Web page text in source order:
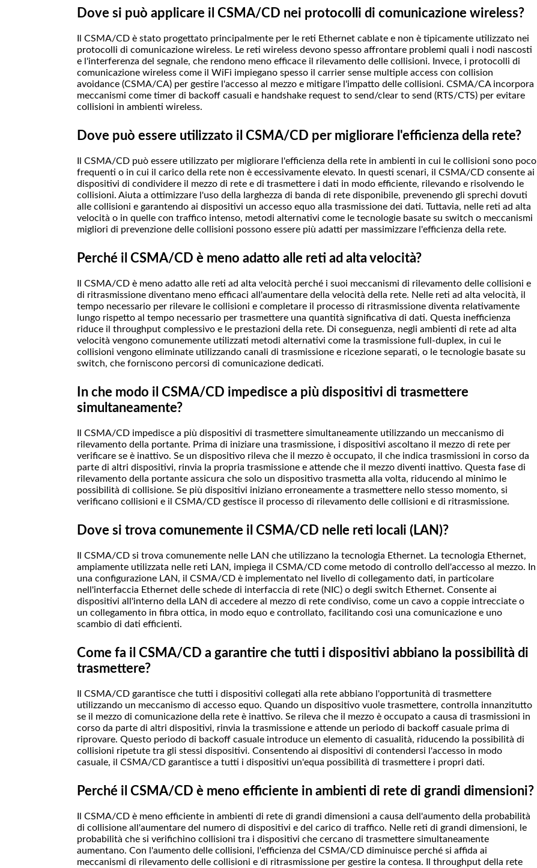
Dove si può applicare il CSMA/CD nei protocolli di comunicazione wireless?
Il CSMA/CD è stato progettato principalmente per le reti Ethernet cablate e non è tipicamente utilizzato nei
protocolli di comunicazione wireless. Le reti wireless devono spesso affrontare problemi quali i nodi nascosti
e l'interferenza del segnale, che rendono meno efficace il rilevamento delle collisioni. Invece, i protocolli di
comunicazione wireless come il WiFi impiegano spesso il carrier sense multiple access con collision
avoidance (CSMA/CA) per gestire l'accesso al mezzo e mitigare l'impatto delle collisioni. CSMA/CA incorpora
meccanismi come timer di backoff casuali e handshake request to send/clear to send (RTS/CTS) per evitare
collisioni in ambienti wireless.
Dove può essere utilizzato il CSMA/CD per migliorare l'efficienza della rete?
Il CSMA/CD può essere utilizzato per migliorare l'efficienza della rete in ambienti in cui le collisioni sono poco
frequenti o in cui il carico della rete non è eccessivamente elevato. In questi scenari, il CSMA/CD consente ai
dispositivi di condividere il mezzo di rete e di trasmettere i dati in modo efficiente, rilevando e risolvendo le
collisioni. Aiuta a ottimizzare l'uso della larghezza di banda di rete disponibile, prevenendo gli sprechi dovuti
alle collisioni e garantendo ai dispositivi un accesso equo alla trasmissione dei dati. Tuttavia, nelle reti ad alta
velocità o in quelle con traffico intenso, metodi alternativi come le tecnologie basate su switch o meccanismi
migliori di prevenzione delle collisioni possono essere più adatti per massimizzare l'efficienza della rete.
Perché il CSMA/CD è meno adatto alle reti ad alta velocità?
Il CSMA/CD è meno adatto alle reti ad alta velocità perché i suoi meccanismi di rilevamento delle collisioni e
di ritrasmissione diventano meno efficaci all'aumentare della velocità della rete. Nelle reti ad alta velocità, il
tempo necessario per rilevare le collisioni e completare il processo di ritrasmissione diventa relativamente
lungo rispetto al tempo necessario per trasmettere una quantità significativa di dati. Questa inefficienza
riduce il throughput complessivo e le prestazioni della rete. Di conseguenza, negli ambienti di rete ad alta
velocità vengono comunemente utilizzati metodi alternativi come la trasmissione full-duplex, in cui le
collisioni vengono eliminate utilizzando canali di trasmissione e ricezione separati, o le tecnologie basate su
switch, che forniscono percorsi di comunicazione dedicati.
In che modo il CSMA/CD impedisce a più dispositivi di trasmettere
simultaneamente?
Il CSMA/CD impedisce a più dispositivi di trasmettere simultaneamente utilizzando un meccanismo di
rilevamento della portante. Prima di iniziare una trasmissione, i dispositivi ascoltano il mezzo di rete per
verificare se è inattivo. Se un dispositivo rileva che il mezzo è occupato, il che indica trasmissioni in corso da
parte di altri dispositivi, rinvia la propria trasmissione e attende che il mezzo diventi inattivo. Questa fase di
rilevamento della portante assicura che solo un dispositivo trasmetta alla volta, riducendo al minimo le
possibilità di collisione. Se più dispositivi iniziano erroneamente a trasmettere nello stesso momento, si
verificano collisioni e il CSMA/CD gestisce il processo di rilevamento delle collisioni e di ritrasmissione.
Dove si trova comunemente il CSMA/CD nelle reti locali (LAN)?
Il CSMA/CD si trova comunemente nelle LAN che utilizzano la tecnologia Ethernet. La tecnologia Ethernet,
ampiamente utilizzata nelle reti LAN, impiega il CSMA/CD come metodo di controllo dell'accesso al mezzo. In
una configurazione LAN, il CSMA/CD è implementato nel livello di collegamento dati, in particolare
nell'interfaccia Ethernet delle schede di interfaccia di rete (NIC) o degli switch Ethernet. Consente ai
dispositivi all'interno della LAN di accedere al mezzo di rete condiviso, come un cavo a coppie intrecciate o
un collegamento in fibra ottica, in modo equo e controllato, facilitando così una comunicazione e uno
scambio di dati efficienti.
Come fa il CSMA/CD a garantire che tutti i dispositivi abbiano la possibilità di
trasmettere?
Il CSMA/CD garantisce che tutti i dispositivi collegati alla rete abbiano l'opportunità di trasmettere
utilizzando un meccanismo di accesso equo. Quando un dispositivo vuole trasmettere, controlla innanzitutto
se il mezzo di comunicazione della rete è inattivo. Se rileva che il mezzo è occupato a causa di trasmissioni in
corso da parte di altri dispositivi, rinvia la trasmissione e attende un periodo di backoff casuale prima di
riprovare. Questo periodo di backoff casuale introduce un elemento di casualità, riducendo la possibilità di
collisioni ripetute tra gli stessi dispositivi. Consentendo ai dispositivi di contendersi l'accesso in modo
casuale, il CSMA/CD garantisce a tutti i dispositivi un'equa possibilità di trasmettere i propri dati.
Perché il CSMA/CD è meno efficiente in ambienti di rete di grandi dimensioni?
Il CSMA/CD è meno efficiente in ambienti di rete di grandi dimensioni a causa dell'aumento della probabilità
di collisione all'aumentare del numero di dispositivi e del carico di traffico. Nelle reti di grandi dimensioni, le
probabilità che si verifichino collisioni tra i dispositivi che cercano di trasmettere simultaneamente
aumentano. Con l'aumento delle collisioni, l'efficienza del CSMA/CD diminuisce perché si affida ai
meccanismi di rilevamento delle collisioni e di ritrasmissione per gestire la contesa. Il throughput della rete